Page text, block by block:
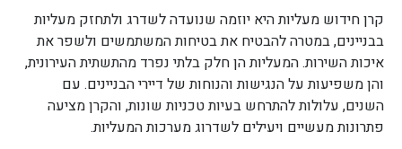
קרן חידוש מעליות היא יוזמה שנועדה לשדרג ולתחזק מעליות
בבניינים, במטרה להבטיח את בטיחות המשתמשים ולשפר את
איכות השירות. המעליות הן חלק בלתי נפרד מהתשתית העירונית,
והן משפיעות על הנגישות והנוחות של דיירי הבניינים. עם
השנים, עלולות להתרחש בעיות טכניות שונות, והקרן מציעה
פתרונות מעשיים ויעילים לשדרוג מערכות המעליות.